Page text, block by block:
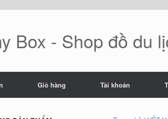
Box - Shop đồ du
Giỏ hàng Tài khoản